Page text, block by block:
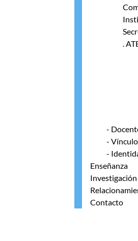
.
-
-
-
Enseñanza
Investigación
Contacto